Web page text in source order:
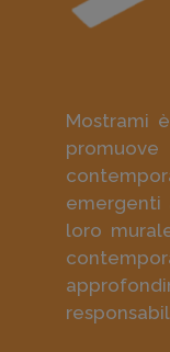
Mostrami
emergenti
loro